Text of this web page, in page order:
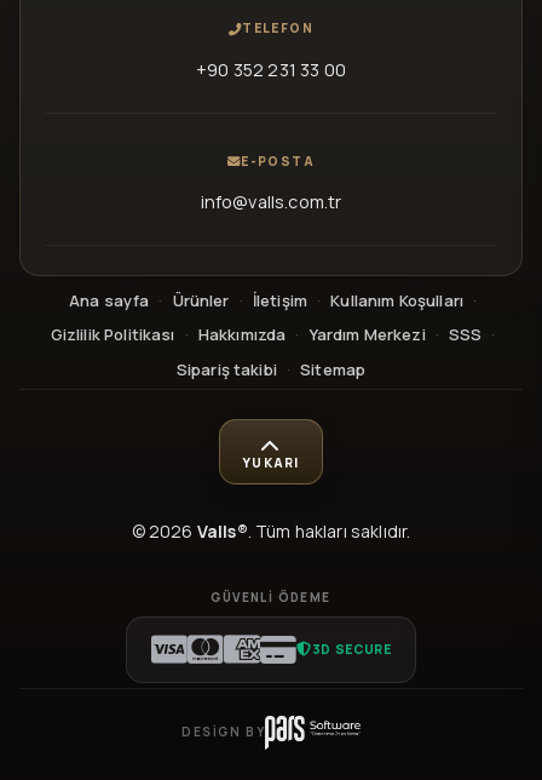
TELEFON
+90 352 231 33 00
E-POSTA
info@valls.com.tr
Ana sayfa · Ürünler · İletişim · Kullanım Koşulları ·
Gizlilik Politikası
· Hakkımızda · Yardım Merkezi · SSS ·
Sipariş takibi · Sitemap
© 2026 Valls®. Tüm hakları saklıdır.
YUKARI
GÜVENLI ÖDEME
3D SECURE
DESIGN BY